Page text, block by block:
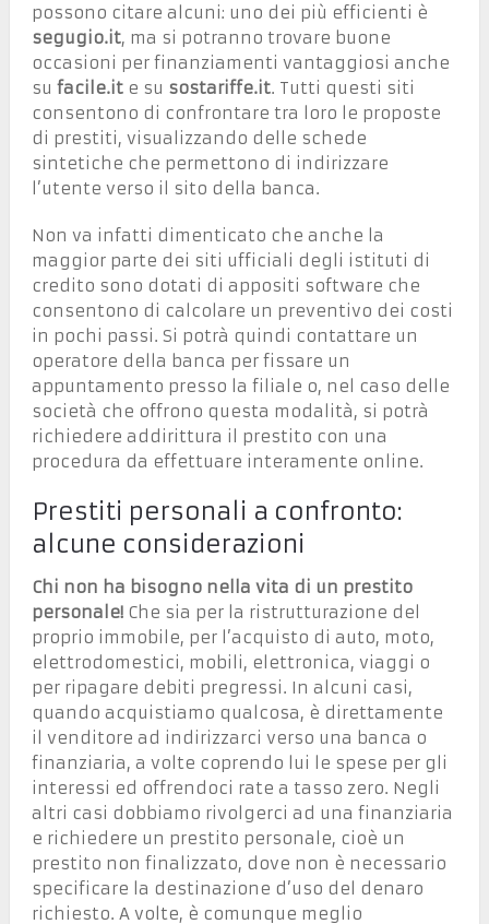
possono citare alcuni: uno dei più efficienti è
segugio.it, ma si potranno trovare buone
occasioni per finanziamenti vantaggiosi anche
su facile.ite su sostariffe.it. Tutti questi siti
consentono di confrontare tra loro le proposte
di prestiti, visualizzando delle schede
sintetiche che permettono di indirizzare
l’utente verso il sito della banca.
Non va infatti dimenticato che anche la
maggior parte dei siti ufficiali degli istituti di
credito sono dotati di appositi software che
consentono di calcolare un preventivo dei costi
in pochi passi. Si potrà quindi contattare un
operatore della banca per fissare un
appuntamento presso la filiale o, nel caso delle
società che offrono questa modalità, si potrà
richiedere addirittura il prestito con una
procedura da effettuare interamente online.
Prestiti personali a confronto:
alcune considerazioni
Chi non ha bisogno nella vita di un prestito
personale!Che sia per la ristrutturazione del
proprio immobile, per l’acquisto di auto, moto,
elettrodomestici, mobili, elettronica, viaggi o
per ripagare debiti pregressi. In alcuni casi,
quando acquistiamo qualcosa, è direttamente
il venditore ad indirizzarci verso una banca o
finanziaria, a volte coprendo lui le spese per gli
interessi ed offrendoci rate a tasso zero. Negli
altri casi dobbiamo rivolgerci ad una finanziaria
e richiedere un prestito personale, cioè un
prestito non finalizzato, dove non è necessario
specificare la destinazione d’uso del denaro
richiesto. A volte, è comunque meglio